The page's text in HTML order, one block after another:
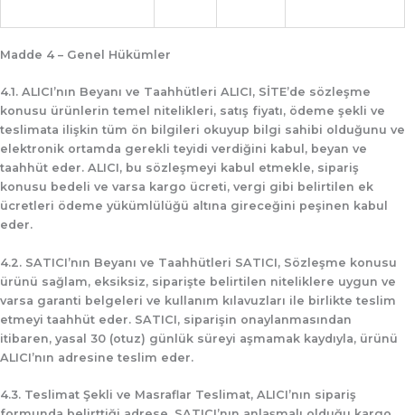
Madde 4 – Genel Hükümler
4.1. ALICI’nın Beyanı ve Taahhütleri ALICI, SİTE’de sözleşme
konusu ürünlerin temel nitelikleri, satış fiyatı, ödeme şekli ve
teslimata ilişkin tüm ön bilgileri okuyup bilgi sahibi olduğunu ve
elektronik ortamda gerekli teyidi verdiğini kabul, beyan ve
taahhüt eder. ALICI, bu sözleşmeyi kabul etmekle, sipariş
konusu bedeli ve varsa kargo ücreti, vergi gibi belirtilen ek
ücretleri ödeme yükümlülüğü altına gireceğini peşinen kabul
eder.
4.2. SATICI’nın Beyanı ve Taahhütleri SATICI, Sözleşme konusu
ürünü sağlam, eksiksiz, siparişte belirtilen niteliklere uygun ve
varsa garanti belgeleri ve kullanım kılavuzları ile birlikte teslim
etmeyi taahhüt eder. SATICI, siparişin onaylanmasından
itibaren, yasal 30 (otuz) günlük süreyi aşmamak kaydıyla, ürünü
ALICI’nın adresine teslim eder.
4.3. Teslimat Şekli ve Masraflar Teslimat, ALICI’nın sipariş